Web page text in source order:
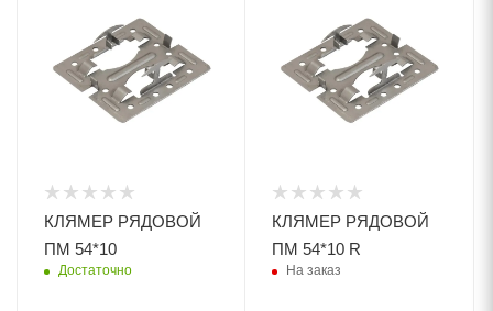
КЛЯМЕР РЯДОВОЙ
ПМ 54*10
Достаточно
КЛЯМЕР РЯДОВОЙ
ПМ 54*10 R
На заказ